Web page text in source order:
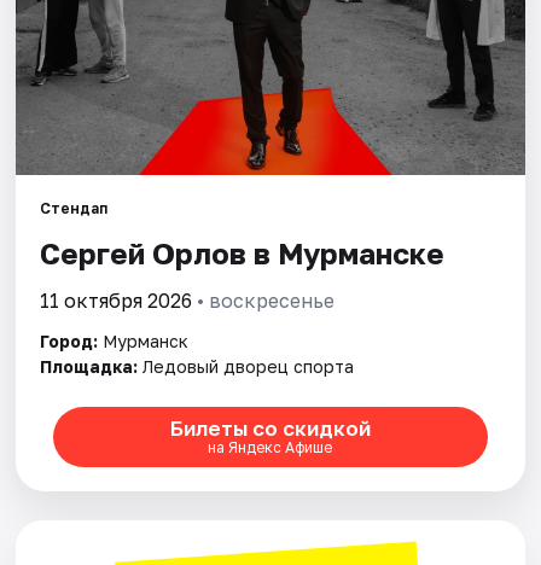
События
Города
Артисты
Рейтинги
Стендап
Сергей Орлов в Мурманске
11 октября 2026 • воскресенье
Город: Мурманск
Площадка: Ледовый дворец спорта
Билеты со скидкой
на Яндекс Афише